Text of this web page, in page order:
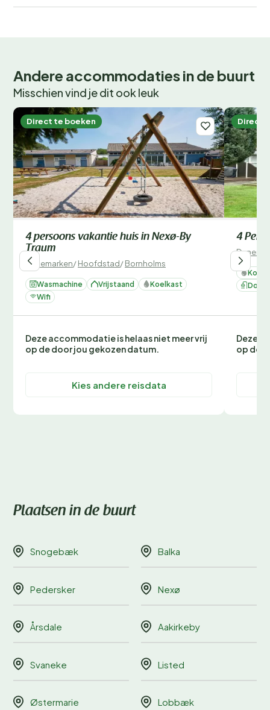
Andere accommodaties in de buurt
Misschien vind je dit ook leuk
Direct te boeken
4 persoons vakantie huis in Nexø-By
Traum
Denemarken/Hoofdstad/Bornholms
Wasmachine Vrijstaand
Koelkast
Wifi
Deze accommodatie is helaas niet meer vrij
op de door jou gekozen datum.
Kies andere reisdata
Direct
4
Deze
op de
Plaatsen in de buurt
Snogebæk Balka
Pedersker Nexø
Årsdale Aakirkeby
Svaneke Listed
Østermarie Lobbæk